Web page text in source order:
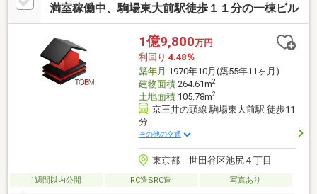
満室稼働中、駒場東大前駅徒歩１１分の一棟ビル
1億9,800万円
利回り 4.48％
築年月 1970年10月(築55年11ヶ月)
建物面積264.61m2
土地面積105.78m2
京王井の頭線 駒場東大前駅 徒歩11
分
その他の交通
東京都 世田谷区池尻４丁目
1週間以内公開 RC造SRC造 写真あり